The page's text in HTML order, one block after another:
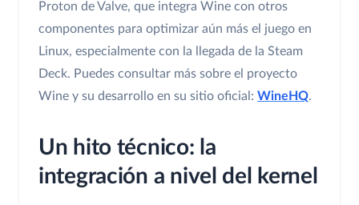
Proton de Valve, que integra Wine con otros
componentes para optimizar aún más el juego en
Linux, especialmente con la llegada de la Steam
Deck. Puedes consultar más sobre el proyecto
Wine y su desarrollo en su sitio oficial: WineHQ.
Un hito técnico: la
integración a nivel del kernel